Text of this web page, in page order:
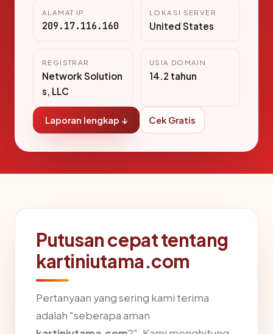
ALAMAT IP
209.17.116.160
LOKASI SERVER
United States
REGISTRAR
Network Solution
s, LLC
USIA DOMAIN
14.2 tahun
Laporan lengkap ↓ Cek Gratis
Putusan cepat tentang
kartiniutama.com
Pertanyaan yang sering kami terima
adalah "seberapa aman